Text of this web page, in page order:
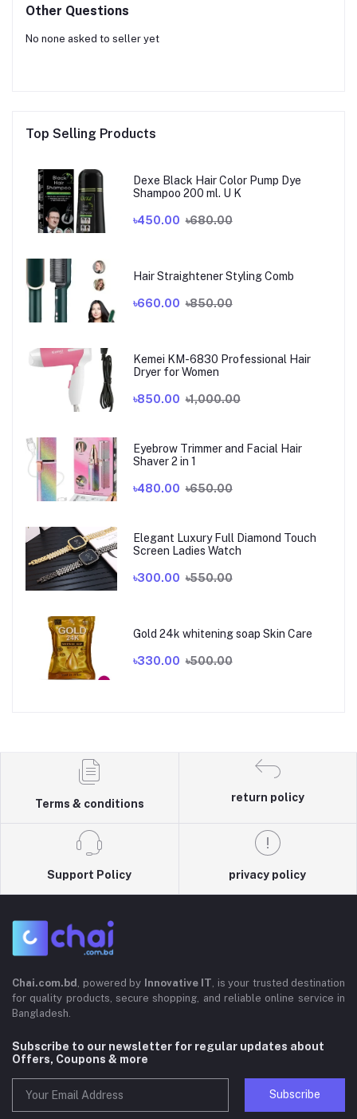
Other Questions
No none asked to seller yet
Top Selling Products
Dexe Black Hair Color Pump Dye
Shampoo 200 ml. U K
৳450.00 ৳680.00
Hair Straightener Styling Comb
৳660.00 ৳850.00
Kemei KM-6830 Professional Hair
Dryer for Women
৳850.00 ৳1,000.00
Eyebrow Trimmer and Facial Hair
Shaver 2 in 1
৳480.00 ৳650.00
Elegant Luxury Full Diamond Touch
Screen Ladies Watch
৳300.00 ৳550.00
Gold 24k whitening soap Skin Care
৳330.00 ৳500.00
Terms & conditions
return policy
Support Policy privacy policy
Chai.com.bd , powered by Innovative IT , is your trusted destination
for quality products, secure shopping, and reliable online service in
Bangladesh.
Subscribe to our newsletter for regular updates about
Offers, Coupons & more
Subscribe